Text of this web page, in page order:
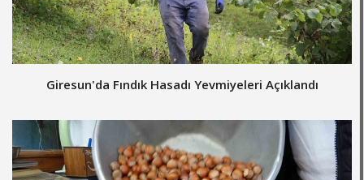
Giresun'da Fındık Hasadı Yevmiyeleri Açıklandı